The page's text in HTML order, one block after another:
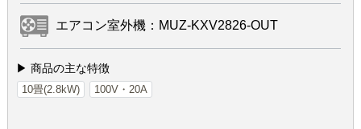
エアコン室外機：MUZ-KXV2826-OUT
▶ 商品の主な特徴
10畳(2.8kW) 100V・20A